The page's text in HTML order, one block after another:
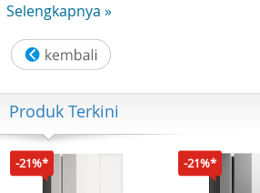
RAMPING | RINGAN | CASEBACK
Selengkapnya »
Produk Terkini
-21%* -21%*